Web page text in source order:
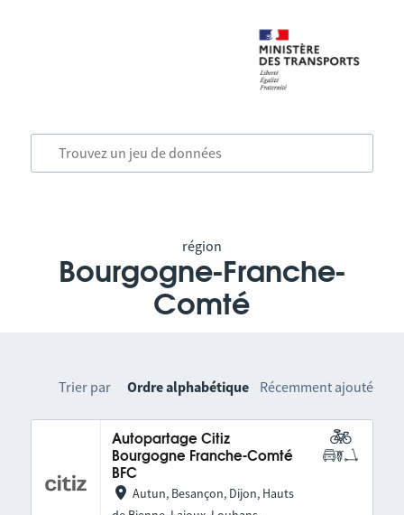
région
Bourgogne-Franche-
Comté
Trier par Ordre alphabétique Récemment ajouté
Autopartage Citiz
Bourgogne Franche-Comté
BFC
Autun, Besançon, Dijon, Hauts